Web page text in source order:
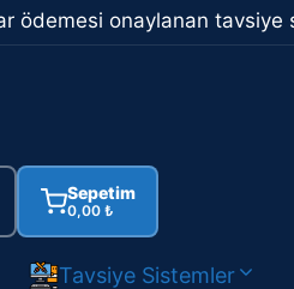
ödemesi onaylanan tavsiye
Sepetim
0,00 ₺
Tavsiye Sistemler